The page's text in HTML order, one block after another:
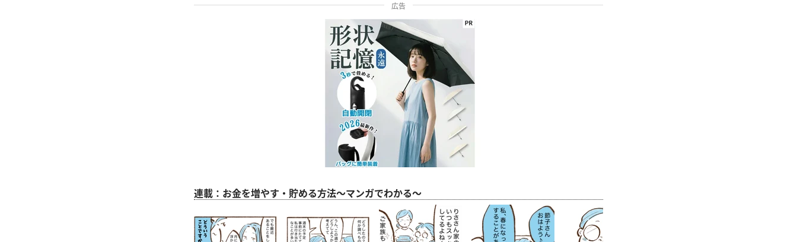
広告
連載：お金を増やす・貯める方法～マンガでわかる～